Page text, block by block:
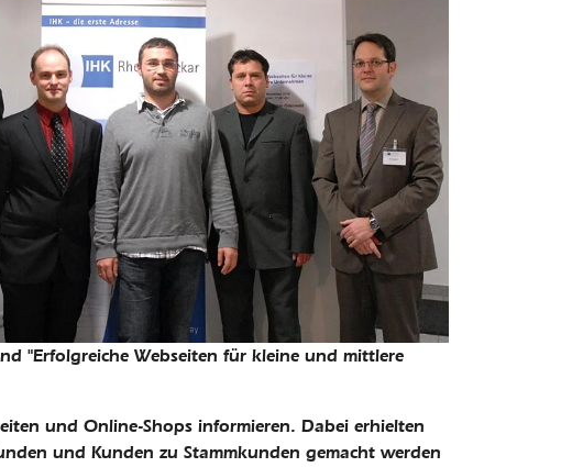
"Erfolgreiche Webseiten für kleine und mittlere
und Online-Shops informieren. Dabei erhielten
und Kunden zu Stammkunden gemacht werden